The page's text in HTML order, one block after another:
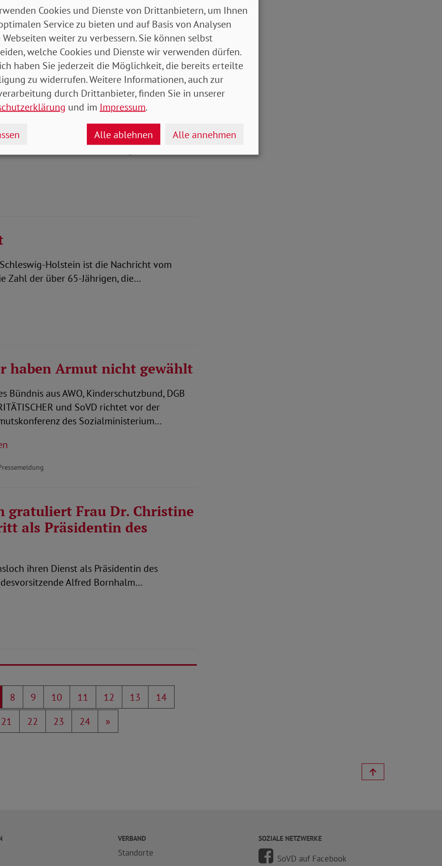
des Sozialministeriums Schleswig-
Landesverband,…
Diktat!
können nur noch ausschließlich mit
vorn in dieser Entwicklung ist…
Holstein ist die Nachricht vom
Zahl der über 65-Jährigen, die…
haben Armut nicht gewählt
Bündnis aus AWO, Kinderschutzbund, DGB
und SoVD richtet vor der
des Sozialministerium…
gratuliert Frau Dr. Christine
als Präsidentin des
ihren Dienst als Präsidentin des
Alfred Bornhalm…
8 9 10 11 12 13
14
21 22 23 24 »
VERBAND
Standorte
SOZIALE NETZWERKE
SoVD auf Facebook
Cookies und Dienste von Drittanbietern, um Ihnen
Service zu bieten und auf Basis von Analysen
Webseiten weiter zu verbessern. Sie können selbst
welche Cookies und Dienste wir verwenden dürfen.
haben Sie jederzeit die Möglichkeit, die bereits erteilte
zu widerrufen. Weitere Informationen, auch zur
durch Drittanbieter, finden Sie in unserer
und im Impressum.
Alle ablehnen Alle annehmen